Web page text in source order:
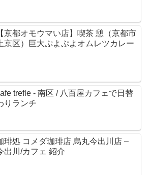
【京都オモウマい店】喫茶 憩（京都市
上京区）巨大ぷよぷよオムレツカレー
trefle - 南区 / 八百屋カフェで日替
りランチ
琲処 コメダ珈琲店 烏丸今出川店 –
出川/カフェ 紹介